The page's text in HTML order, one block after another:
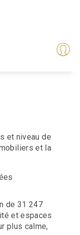
et niveau de
et la
de 31 247
et espaces
plus calme,